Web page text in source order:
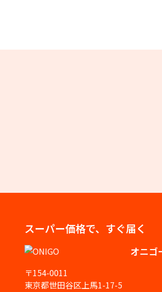
スーパー価格で、すぐ届く
オニゴ
〒154-0011
東京都世田谷区上馬1-17-5